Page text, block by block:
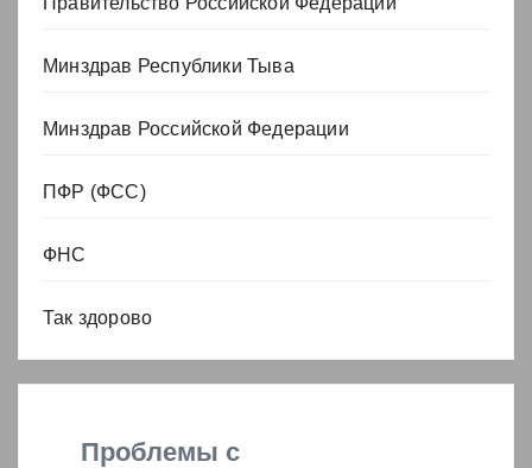
Минздрав Республики Тыва
Минздрав Российской Федерации
ПФР (ФСС)
ФНС
Так здорово
Проблемы с